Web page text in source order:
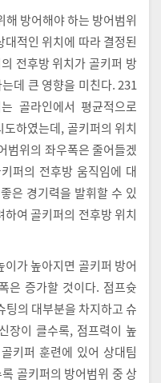
방어해야 하는 방어범위
적인 위치에 따라 결정된
전후방 위치가 골키퍼 방
데 큰 영향을 미친다. 231
골라인에서 평균적으로
하였는데, 골키퍼의 위치
범위의 좌우폭은 줄어들겠
퍼의 전후방 움직임에 대
은 경기력을 발휘할 수 있
여 골키퍼의 전후방 위치
가 높아지면 골키퍼 방어
은 증가할 것이다. 점프슛
팅의 대부분을 차지하고 슈
장이 클수록, 점프력이 높
키퍼 훈련에 있어 상대팀
골키퍼의 방어범위 중 상